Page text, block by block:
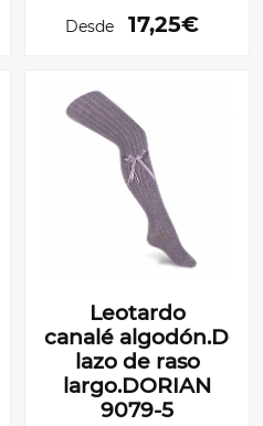
Desde 17,25€
Leotardo
canalé
lazo de raso
largo.DORIAN
9079-5